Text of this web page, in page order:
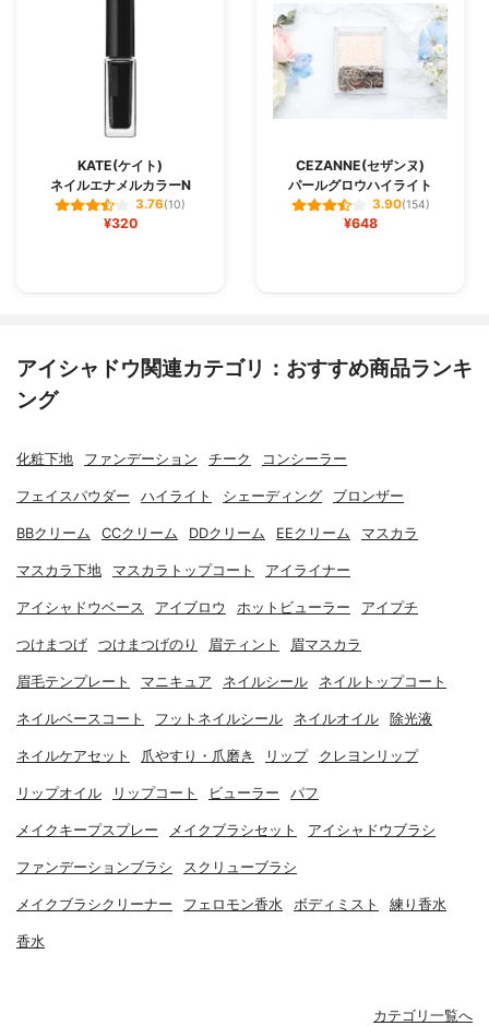
KATE(ケイト)
ネイルエナメルカラーN
3.76(10)
¥320
CEZANNE(セザンヌ)
パールグロウハイライト
3.90(154)
¥648
アイシャドウ関連カテゴリ：おすすめ商品ランキ
ング
化粧下地 ファンデーション チーク コンシーラー
フェイスパウダー ハイライト シェーディング ブロンザー
BBクリーム CCクリーム DDクリーム EEクリーム マスカラ
マスカラ下地 マスカラトップコート アイライナー
アイシャドウベース アイブロウ ホットビューラー アイプチ
つけまつげ つけまつげのり 眉ティント 眉マスカラ
眉毛テンプレート マニキュア ネイルシール ネイルトップコート
ネイルベースコート フットネイルシール ネイルオイル 除光液
ネイルケアセット 爪やすり・爪磨き リップ クレヨンリップ
リップオイル リップコート ビューラー パフ
メイクキープスプレー メイクブラシセット アイシャドウブラシ
ファンデーションブラシ スクリューブラシ
メイクブラシクリーナー フェロモン香水 ボディミスト 練り香水
香水
カテゴリ一覧へ